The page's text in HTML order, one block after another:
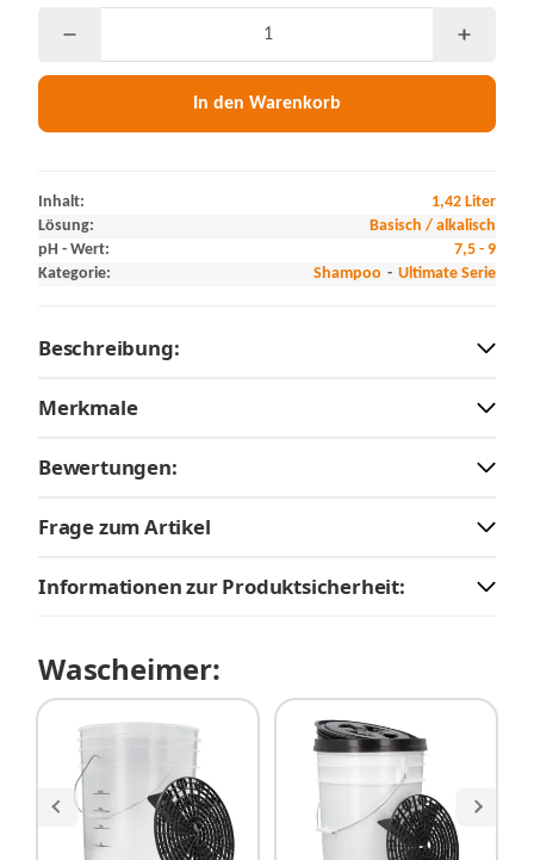
In den Warenkorb
Inhalt:
1,42 Liter
Lösung:
Basisch / alkalisch
pH - Wert:
7,5 - 9
Kategorie:
Shampoo Ultimate Serie
Beschreibung:
Merkmale
Bewertungen:
Frage zum Artikel
Informationen zur Produktsicherheit:
Wascheimer: